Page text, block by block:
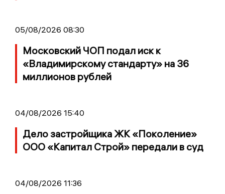
05/08/2026 08:30
Московский ЧОП подал иск к
«Владимирскому стандарту» на 36
миллионов рублей
04/08/2026 15:40
Дело застройщика ЖК «Поколение»
ООО «Капитал Строй» передали в суд
04/08/2026 11:36